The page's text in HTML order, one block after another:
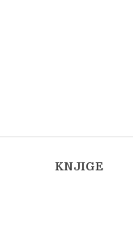
KNJIGE